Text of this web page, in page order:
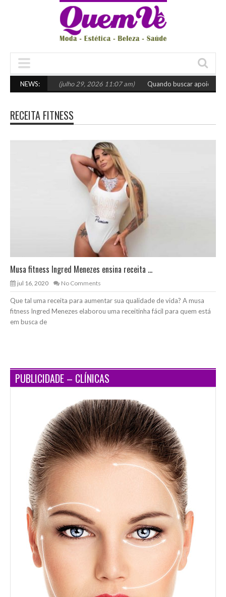
NEWS:
o certo (julho 29, 2026 11:07 am) Quando buscar apoio
RECEITA FITNESS
Musa fitness Ingred Menezes ensina receita ...
jul 16, 2020 No Comments
Que tal uma receita para aumentar sua qualidade de vida? A musa
fitness Ingred Menezes elaborou uma receitinha fácil para quem está
em busca de
PUBLICIDADE – CLÍNICAS